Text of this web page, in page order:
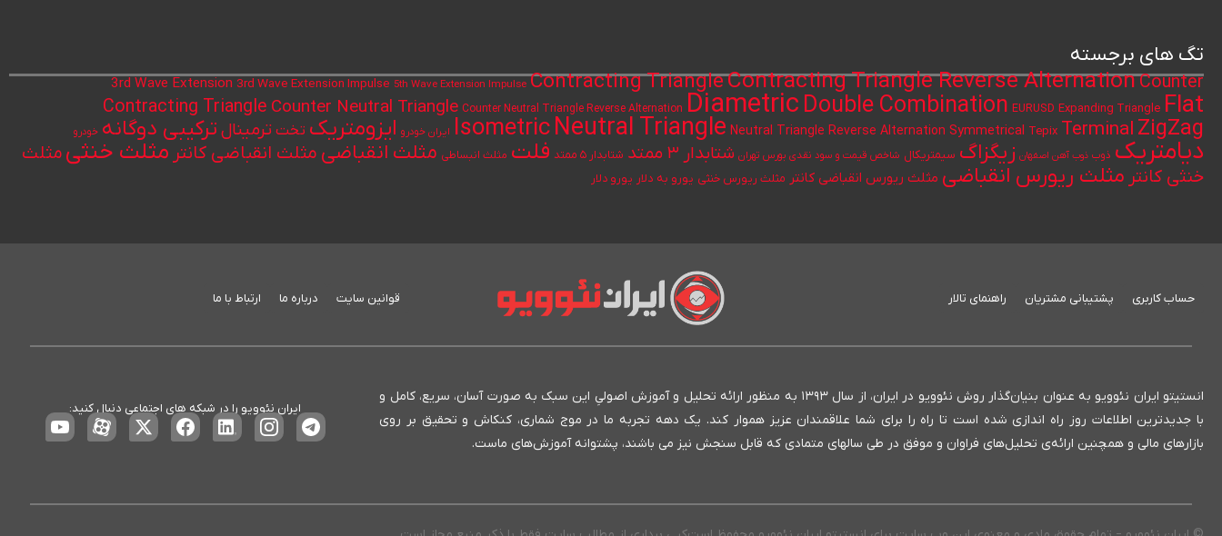
تگ های برجسته
3rd Wave Extension 3rd Wave Extension Impulse 5th Wave Extension Impulse Contracting TriangleContracting Triangle Reverse AlternationCounter
Contracting Triangle Counter Neutral Triangle Counter Neutral Triangle Reverse Alternation Diametric Double Combination EURUSD Expanding Triangle Flat
IsometricNeutral Triangle Neutral Triangle Reverse Alternation Symmetrical Tepix Terminal ZigZag ایران خودرو ایزومتریک تختترمینال ترکیبی دوگانه خودرو
دیامتریک ذوب ذوب آهن اصفهان زیگزاگ سیمتریکال شاخص قیمت و سود نقدی بورس تهران شتابدار ۳ ممتد شتابدار ۵ ممتد فلت مثلث انبساطی مثلث انقباضی مثلث انقباضی کانتر مثلث خنثی مثلث
خنثی کانتر مثلث ریورس انقباضی مثلث ریورس انقباضی کانتر مثلث ریورس خنثی یورو به دلار یورو دلار
حساب کاربری پشتیبانی مشتریان راهنمای تالار قوانین سایت درباره ما ارتباط با ما
انستیتو ایران نئوویو به عنوان بنیان‌گذار روش نئوویو در ایران، از سال ۱۳۹۳ به منظور ارائه تحلیل و آموزش اصولیِ این سبک به صورت آسان، سریع، کامل و
با جدیدترین اطلاعات روز راه اندازی شده است تا راه را برای شما علاقمندان عزیز هموار کند. یک دهه تجربه ما در موج شماری، کنکاش و تحقیق بر روی
بازارهای مالی و همچنین ارائه‌ی تحلیل‌های فراوان و موفق در طی سالهای متمادی که قابل سنجش نیز می باشند، پشتوانه آموزش‌های ماست.
ایران نئوویو را در شبکه های اجتماعی دنبال کنید: